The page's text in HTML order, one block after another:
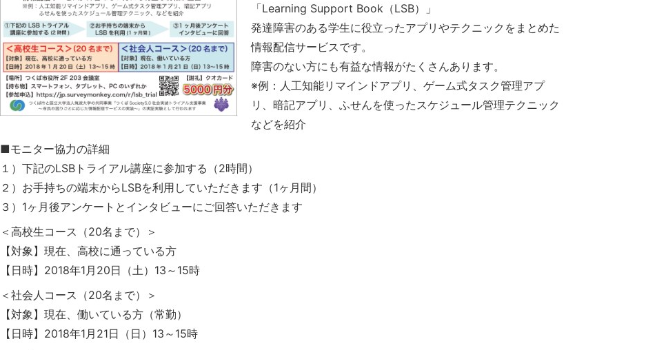
「Learning Support Book（LSB）」
発達障害のある学生に役立ったアプリやテクニックをまとめた
情報配信サービスです。
障害のない方にも有益な情報がたくさんあります。
※例：人工知能リマインドアプリ、ゲーム式タスク管理アプ
リ、暗記アプリ、ふせんを使ったスケジュール管理テクニック
などを紹介
■モニター協力の詳細
１）下記のLSBトライアル講座に参加する（2時間）
２）お手持ちの端末からLSBを利用していただきます（1ヶ月間）
３）1ヶ月後アンケートとインタビューにご回答いただきます
＜高校生コース（20名まで）＞
【対象】現在、高校に通っている方
【日時】2018年1月20日（土）13～15時
＜社会人コース（20名まで）＞
【対象】現在、働いている方（常勤）
【日時】2018年1月21日（日）13～15時